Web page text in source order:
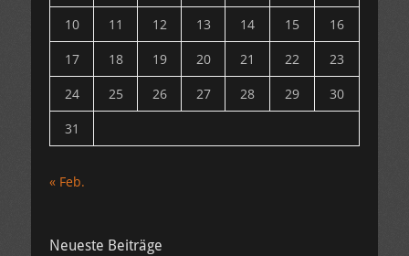
10
11 12 13 14 15
16
17
18 19 20 21 22
23
24
25 26 27 28 29
30
31
« Feb.
Neueste Beiträge